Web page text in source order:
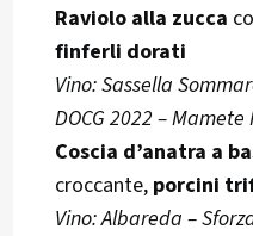
Raviolo alla zucca
finferli dorati
Vino: Sassella
DOCG 2022 –
Coscia d’anatra a
croccante, porcini
Vino: Albareda –